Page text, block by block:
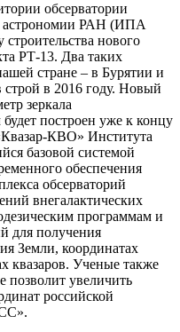
обсерватории
астрономии РАН (ИПА
нового
РТ-13. Два таких
стране – в Бурятии и
строй в 2016 году. Новый
зеркала
построен уже к концу
КВО» Института
базовой системой
обеспечения
обсерваторий
внегалактических
программам и
для получения
Земли, координатах
квазаров. Ученые также
позволит увеличить
российской